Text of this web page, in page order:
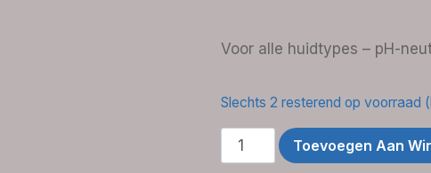
Voor alle huidtypes – pH-
Slechts 2 resterend op voorraad
Gezichtsreiniger
Bar
Toevoegen Aan